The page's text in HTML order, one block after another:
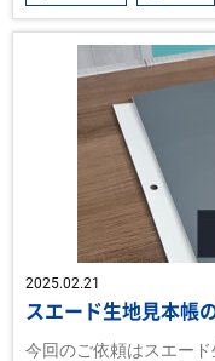
2025.02.21
スエード生地見本帳
今回のご依頼はスエー